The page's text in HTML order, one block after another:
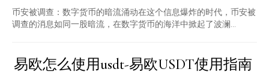
币安被调查：数字货币的暗流涌动在这个信息爆炸的时代，币安被
调查的消息如同一股暗流，在数字货币的海洋中掀起了波澜...
易欧怎么使用usdt-易欧USDT使用指南